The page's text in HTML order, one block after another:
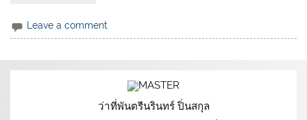
Leave a comment
ว่าที่พันตรีนรินทร์ ปิ่นสกุล